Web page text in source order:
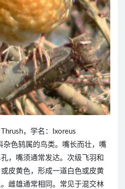
，学名：Ixoreus
杂色鸫属的鸟类。嘴长而壮，嘴
，嘴须通常发达。次级飞羽和
皮黄色，形成一道白色或皮黄
雌雄通常相同。常见于混交林